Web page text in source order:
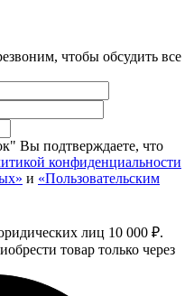
чтобы обсудить все
Вы подтверждаете, что
конфиденциальности
и «Пользовательским
лиц 10 000 ₽.
товар только через